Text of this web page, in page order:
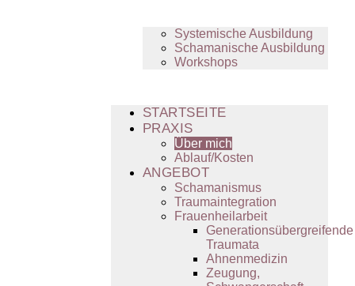
Systemische Ausbildung
Schamanische Ausbildung
Workshops
STARTSEITE
PRAXIS
Über mich
Ablauf/Kosten
ANGEBOT
Schamanismus
Traumaintegration
Frauenheilarbeit
Generationsübergreifende
Traumata
Ahnenmedizin
Zeugung,